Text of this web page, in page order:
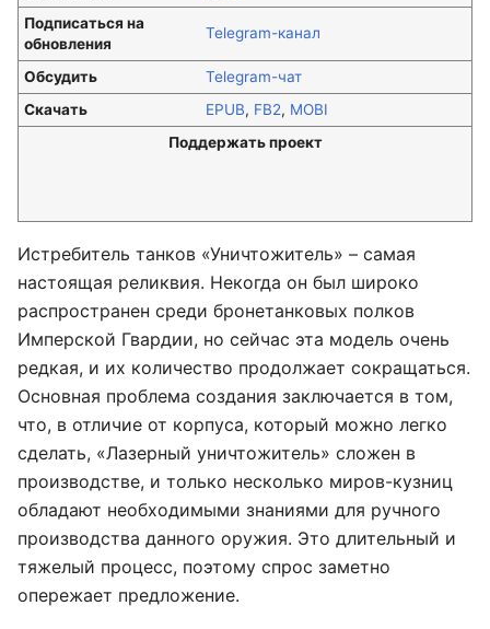
Подписаться на
обновления
Telegram-канал
Обсудить
Telegram-чат
Скачать
EPUB, FB2, MOBI
Поддержать проект
Истребитель танков «Уничтожитель» – самая
настоящая реликвия. Некогда он был широко
распространен среди бронетанковых полков
Имперской Гвардии, но сейчас эта модель очень
редкая, и их количество продолжает сокращаться.
Основная проблема создания заключается в том,
что, в отличие от корпуса, который можно легко
сделать, «Лазерный уничтожитель» сложен в
производстве, и только несколько миров-кузниц
обладают необходимыми знаниями для ручного
производства данного оружия. Это длительный и
тяжелый процесс, поэтому спрос заметно
опережает предложение.